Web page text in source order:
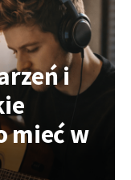
i
mieć w